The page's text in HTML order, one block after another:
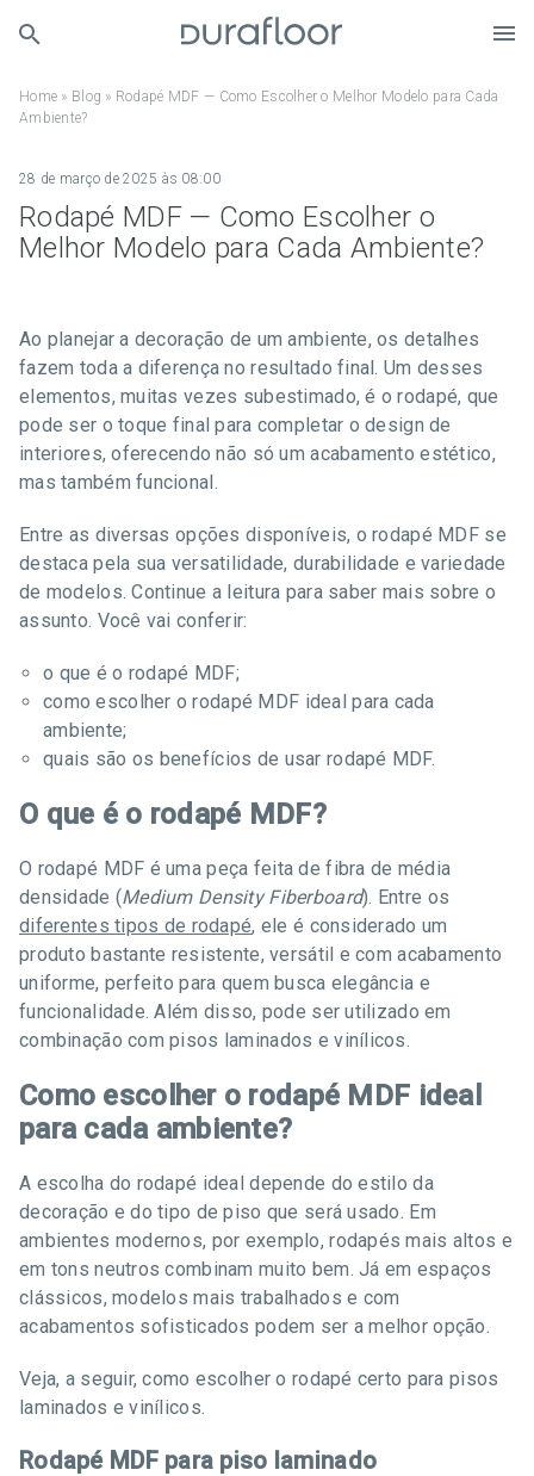
Home » Blog » Rodapé MDF — Como Escolher o Melhor Modelo para Cada
Ambiente?
Rodapé MDF — Como Escolher o
Melhor Modelo para Cada Ambiente?
28 de março de 2025 às 08:00
Ao planejar a decoração de um ambiente, os detalhes
fazem toda a diferença no resultado final. Um desses
elementos, muitas vezes subestimado, é o rodapé, que
pode ser o toque final para completar o design de
interiores, oferecendo não só um acabamento estético,
mas também funcional.
Entre as diversas opções disponíveis, o rodapé MDF se
destaca pela sua versatilidade, durabilidade e variedade
de modelos. Continue a leitura para saber mais sobre o
assunto. Você vai conferir:
o que é o rodapé MDF;
como escolher o rodapé MDF ideal para cada
ambiente;
quais são os benefícios de usar rodapé MDF.
O que é o rodapé MDF?
O rodapé MDF é uma peça feita de fibra de média
densidade (Medium Density Fiberboard). Entre os
diferentes tipos de rodapé, ele é considerado um
produto bastante resistente, versátil e com acabamento
uniforme, perfeito para quem busca elegância e
funcionalidade. Além disso, pode ser utilizado em
combinação com pisos laminados e vinílicos.
Como escolher o rodapé MDF ideal
para cada ambiente?
A escolha do rodapé ideal depende do estilo da
decoração e do tipo de piso que será usado. Em
ambientes modernos, por exemplo, rodapés mais altos e
em tons neutros combinam muito bem. Já em espaços
clássicos, modelos mais trabalhados e com
acabamentos sofisticados podem ser a melhor opção.
Veja, a seguir, como escolher o rodapé certo para pisos
laminados e vinílicos.
Rodapé MDF para piso laminado